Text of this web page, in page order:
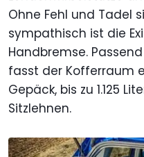
Ohne Fehl und Tadel
sympathisch ist die
Handbremse.
fasst der Kofferraum
Gepäck, bis zu 1.125
Sitzlehnen.